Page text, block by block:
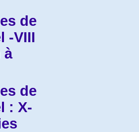
de
-VIII
à
de
: X-